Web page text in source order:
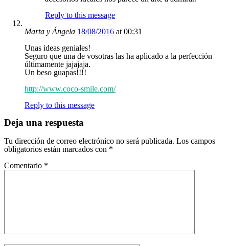
Reply to this message
Marta y Ángela 18/08/2016 at 00:31
Unas ideas geniales!
Seguro que una de vosotras las ha aplicado a la perfección
últimamente jajajaja.
Un beso guapas!!!!
http://www.coco-smile.com/
Reply to this message
Deja una respuesta
Tu dirección de correo electrónico no será publicada. Los campos
obligatorios están marcados con *
Comentario *